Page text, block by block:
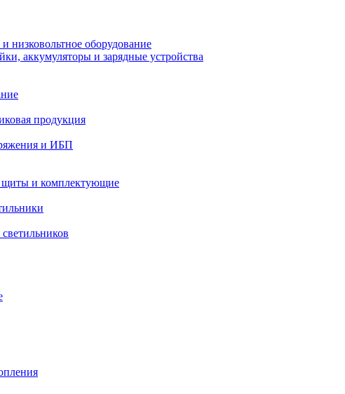
низковольтное оборудование
аккумуляторы и зарядные устройства
продукция
и ИБП
щиты и комплектующие